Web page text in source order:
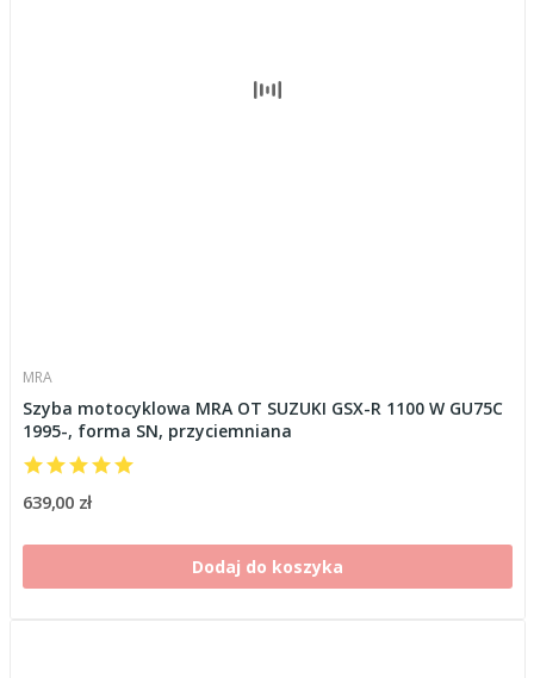
MRA
Szyba motocyklowa MRA OT SUZUKI GSX-R 1100 W GU75C
1995-, forma SN, przyciemniana
639,00 zł
Dodaj do koszyka